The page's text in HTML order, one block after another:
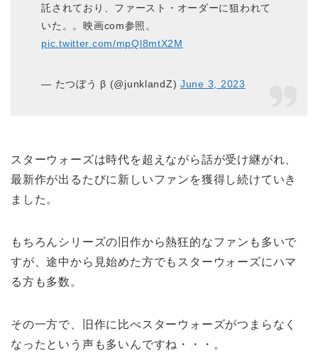
託されており、ファースト・オーダーに狙われて
いた。。映画com参照。
pic.twitter.com/mpQl8mtX2M
— たつぼう β (@junklandZ)June 3, 2023
スターウォーズは時代を超えながら話が受け継がれ、
最新作が出るたびに新しいファンを獲得し続けていき
ました。
もちろんシリーズの旧作から熱狂的なファンも多いで
すが、途中から見始めた方でもスターウォーズにハマ
る方も多数。
その一方で、旧作に比べスターウォーズがつまらなく
なったという声も多いんですね・・・。